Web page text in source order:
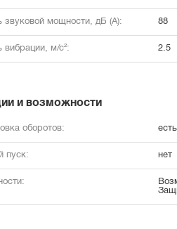
звуковой мощности, дБ (А): 88
вибрации, м/с²: 2.5
и возможности
оборотов: есть
пуск: нет